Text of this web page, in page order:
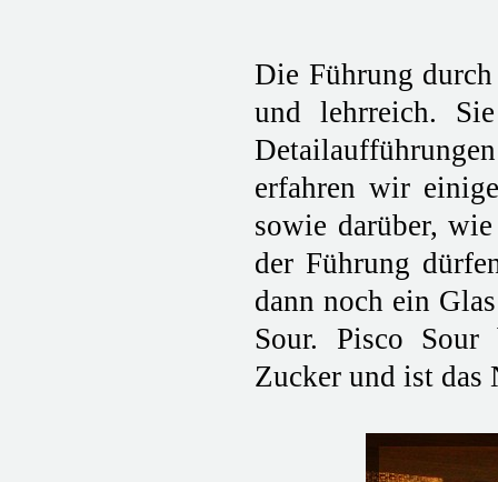
Die Führung
und lehrreich.
erfahren wir
sowie darüber,
der Führung
dann noch ein
Sour. Pisco Sour
Zucker und ist das